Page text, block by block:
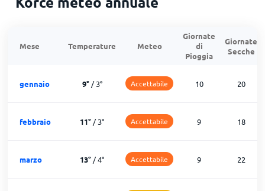
Mese Temperature Meteo
Giornate
di
Pioggia
Giornate
Secche
gennaio 9°/3° Accettabile 10 20
febbraio 11° /3° Accettabile 9 18
marzo 13° /4° Accettabile 9 22